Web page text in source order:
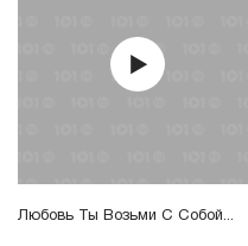
Любовь Ты Возьми С Собой...